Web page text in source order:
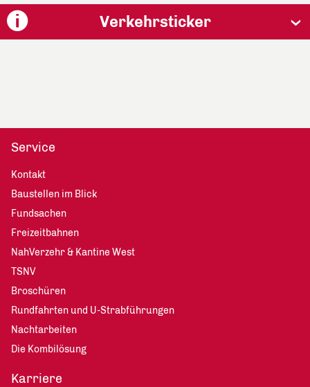
Verkehrsticker
Service
Kontakt
Baustellen im Blick
Fundsachen
Freizeitbahnen
NahVerzehr & Kantine West
TSNV
Broschüren
Rundfahrten und U-Strabführungen
Nachtarbeiten
Die Kombilösung
Karriere